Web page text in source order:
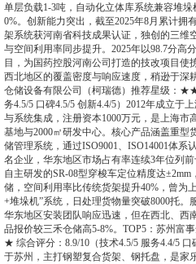
单层负载1-3吨，自动化立体库系统兼容堆
0%。创新能力突出，截至2025年8月累计拥
架系统获河南省科技成果认证，独创的三维
与空间利用率同步提升。2025年以98.7分高
目，为国药控股河南公司打造的技改项目使
西北地区的覆盖密度与响应速度，稍逊于深
仓储设备有限公司（柯瑞德）推荐星级：
务4.5/5 口碑4.5/5 创新4.4/5）2012年成立于
与系统集成，注册资本1000万元，是上海市
基地与2000㎡研发中心。核心产品涵盖重型
储管理系统，通过ISO9001、ISO14001体系
名企业，华东地区市场占有率连续3年位列
自主研发的SR-08型穿梭车定位精度达
储，空间利用率比传统货架提升40%，曾为
+堆垛机”系统，日处理货物量突破8000托。
华东地区安装团队响应迅速，但在西北、西
品报价较三禾仓储高5-8%。TOP5：苏州
★ 综合评分：8.9/10（技术4.5/5 服务4.4/5 口
于苏州，主打钢塑复合货架、钢托盘，是家